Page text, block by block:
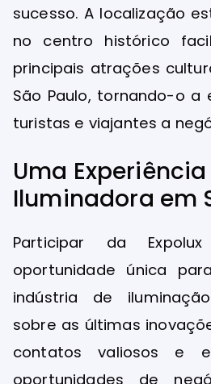
sucesso. A localização
no centro histórico
principais atrações
São Paulo, tornando-o a
turistas e viajantes a
Uma Experiência
Iluminadora em
Participar da
oportunidade única
indústria de
sobre as últimas
contatos valiosos e
oportunidades de